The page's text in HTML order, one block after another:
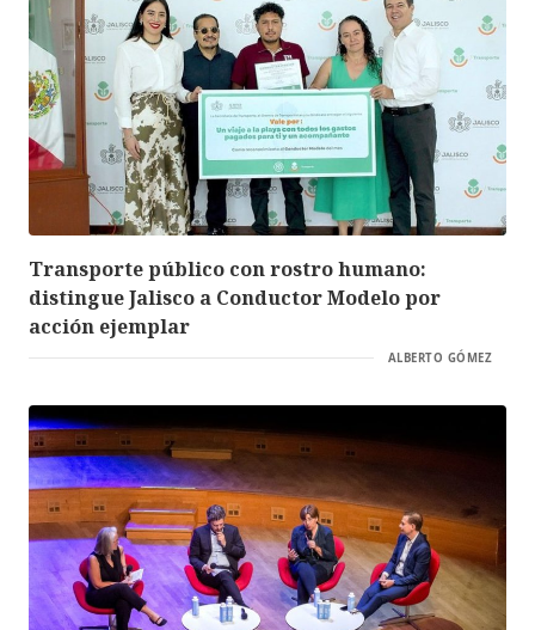
Transporte público con rostro humano:
distingue Jalisco a Conductor Modelo por
acción ejemplar
ALBERTO GÓMEZ